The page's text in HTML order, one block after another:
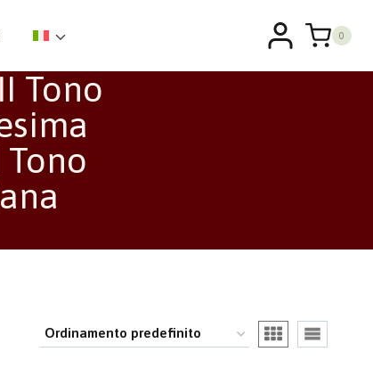
0
Tono